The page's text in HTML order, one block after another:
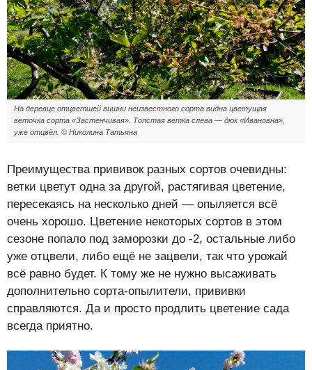
На деревце отцветшей вишни неизвестного сорта видна цветущая
веточка сорта «Застенчивая». Толстая ветка слева — дюк «Ивановна»,
уже отцвёл. © Николина Татьяна
Преимущества прививок разных сортов очевидны:
ветки цветут одна за другой, растягивая цветение,
пересекаясь на несколько дней — опыляется всё
очень хорошо. Цветение некоторых сортов в этом
сезоне попало под заморозки до -2, остальные либо
уже отцвели, либо ещё не зацвели, так что урожай
всё равно будет. К тому же не нужно высаживать
дополнительно сорта-опылители, прививки
справляются. Да и просто продлить цветение сада
всегда приятно.